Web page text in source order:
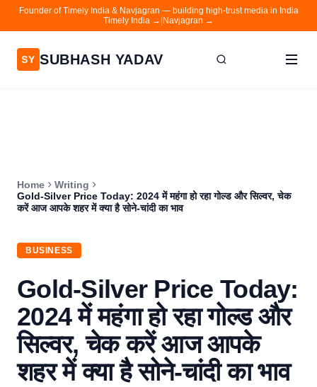
Founder of Timely India & Navjagran — building high-trust media in India
Timely India → Navjagran →
SY SUBHASH YADAV
Contact
Navjagran
Home
Writing
Gold-Silver Price Today: 2024 में महंगा हो रहा गोल्ड और सिल्वर, चेक
करें आज आपके शहर में क्या है सोने-चांदी का भाव
BUSINESS
Gold-Silver Price Today:
2024 में महंगा हो रहा गोल्ड और
सिल्वर, चेक करें आज आपके
शहर में क्या है सोने-चांदी का भाव